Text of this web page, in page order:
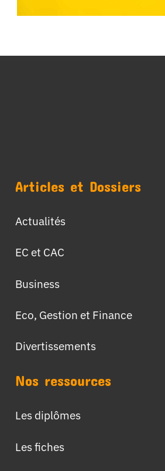
Articles et Dossiers
Actualités
EC et CAC
Business
Eco, Gestion et Finance
Divertissements
Nos ressources
Les diplômes
Les fiches